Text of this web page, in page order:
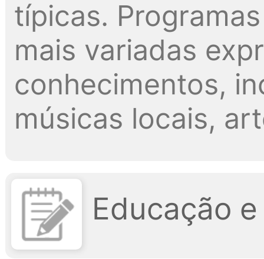
típicas.
mais variadas
conhecimentos,
músicas locais,
Educação